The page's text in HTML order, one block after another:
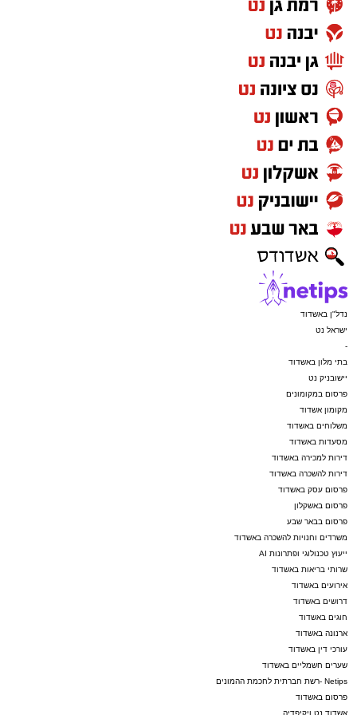
מעוניינים להגיב? לדווח ? צרו איתנו קשר במייל -
ASHDODS@ISNET.CO.IL
נדל"ן באשדוד
ישראל נט
-
בתי מלון באשדוד
יישובניק נט
פרסום במקומונים
מקומון אשדוד
משלוחים באשדוד
מסעדות באשדוד
דירות למכירה באשדוד
דירות להשכרה באשדוד
פרסום עסק באשדוד
פרסום באשקלון
פרסום בבאר שבע
משרדים וחנויות להשכרה באשדוד
ייעוץ טכנולוגי ופתרונות AI
שרותי בריאות באשדוד
אירועים באשדוד
דרושים באשדוד
חוגים באשדוד
ארנונה באשדוד
עורכי דין באשדוד
שערים חשמליים באשדוד
Netips -רשת חברתית לחכמת ההמונים
פרסום באשדוד
אשדוד נט ויקיפדיה